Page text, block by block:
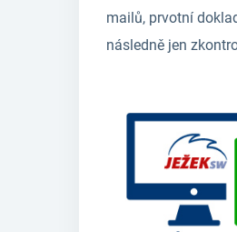
mailů, prvotní
následně jen